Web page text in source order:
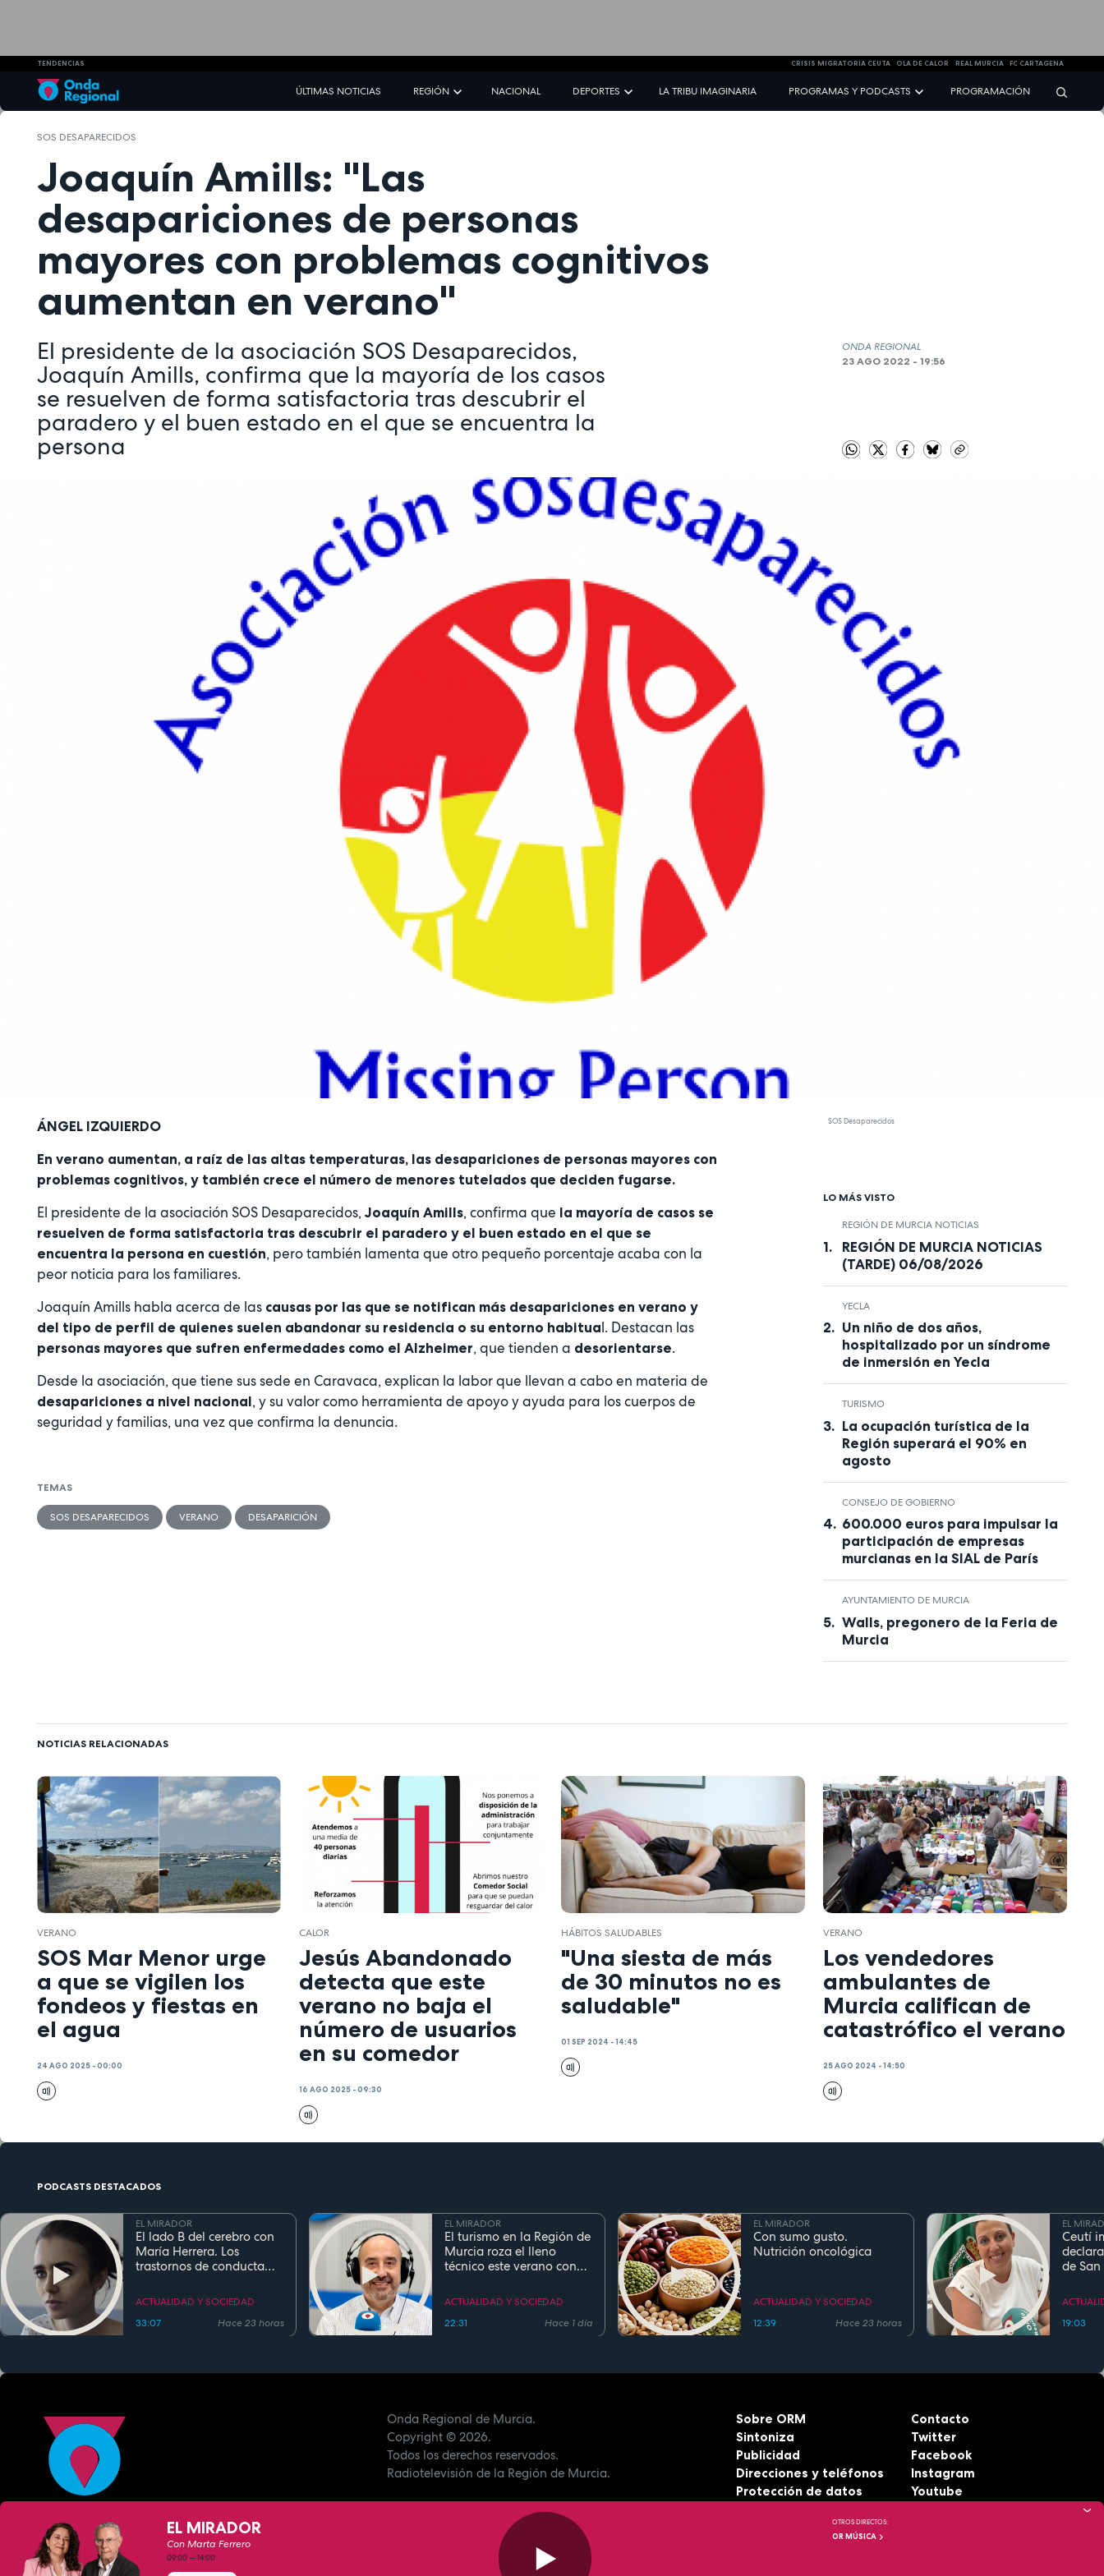
TENDENCIAS CRISIS MIGRATORIA CEUTA OLA DE CALOR REAL MURCIA FC CARTAGENA
ÚLTIMAS NOTICIAS REGIÓN NACIONAL DEPORTES LA TRIBU IMAGINARIA PROGRAMAS Y PODCASTS PROGRAMACIÓN
SOS DESAPARECIDOS
Joaquín Amills: "Las
desapariciones de personas
mayores con problemas cognitivos
aumentan en verano"
El presidente de la asociación SOS Desaparecidos,
Joaquín Amills, confirma que la mayoría de los casos
se resuelven de forma satisfactoria tras descubrir el
paradero y el buen estado en el que se encuentra la
persona
ONDA REGIONAL
23 AGO 2022 - 19:56
SOS Desaparecidos
ÁNGEL IZQUIERDO
En verano aumentan, a raíz de las altas temperaturas, las desapariciones de personas mayores con
problemas cognitivos, y también crece el número de menores tutelados que deciden fugarse.
El presidente de la asociación SOS Desaparecidos, Joaquín Amills, confirma que la mayoría de casos se
resuelven de forma satisfactoria tras descubrir el paradero y el buen estado en el que se
encuentra la persona en cuestión, pero también lamenta que otro pequeño porcentaje acaba con la
peor noticia para los familiares.
Joaquín Amills habla acerca de las causas por las que se notifican más desapariciones en verano y
del tipo de perfil de quienes suelen abandonar su residencia o su entorno habitual. Destacan las
personas mayores que sufren enfermedades como el Alzheimer, que tienden a desorientarse.
Desde la asociación, que tiene sus sede en Caravaca, explican la labor que llevan a cabo en materia de
desapariciones a nivel nacional, y su valor como herramienta de apoyo y ayuda para los cuerpos de
seguridad y familias, una vez que confirma la denuncia.
TEMAS
SOS DESAPARECIDOS VERANO DESAPARICIÓN
LO MÁS VISTO
REGIÓN DE MURCIA NOTICIAS
REGIÓN DE MURCIA NOTICIAS
(TARDE) 06/08/2026
YECLA
Un niño de dos años,
hospitalizado por un síndrome
de inmersión en Yecla
TURISMO
La ocupación turística de la
Región superará el 90% en
agosto
CONSEJO DE GOBIERNO
600.000 euros para impulsar la
participación de empresas
murcianas en la SIAL de París
AYUNTAMIENTO DE MURCIA
Walls, pregonero de la Feria de
Murcia
NOTICIAS RELACIONADAS
VERANO
SOS Mar Menor urge
a que se vigilen los
fondeos y fiestas en
el agua
24 AGO 2025 - 00:00
CALOR
Jesús Abandonado
detecta que este
verano no baja el
número de usuarios
en su comedor
16 AGO 2025 - 09:30
HÁBITOS SALUDABLES
"Una siesta de más
de 30 minutos no es
saludable"
01 SEP 2024 - 14:45
VERANO
Los vendedores
ambulantes de
Murcia califican de
catastrófico el verano
25 AGO 2024 - 14:50
PODCASTS DESTACADOS
EL MIRADOR
El lado B del cerebro con
María Herrera. Los
trastornos de conducta
ACTUALIDAD Y SOCIEDAD
33:07
Hace 23 horas
EL MIRADOR
El turismo en la Región de
Murcia roza el lleno
técnico este verano con
90%
ACTUALIDAD Y SOCIEDAD
22:31
Hace 1 día
EL MIRADOR
Con sumo gusto.
Nutrición oncológica
ACTUALIDAD Y SOCIEDAD
12:39
Hace 23 horas
EL
Ceutí
de
19:03
Onda Regional de Murcia.
Copyright© 2026.
Todos los derechos reservados.
Radiotelevisión de la Región de Murcia.
Sobre ORM
Sintoniza
Publicidad
Direcciones y teléfonos
Protección de datos
Contacto
Twitter
Facebook
Instagram
Youtube
EL MIRADOR
Con Marta Ferrero
09:00—14:00
OTROS DIRECTOS:
OR MÚSICA